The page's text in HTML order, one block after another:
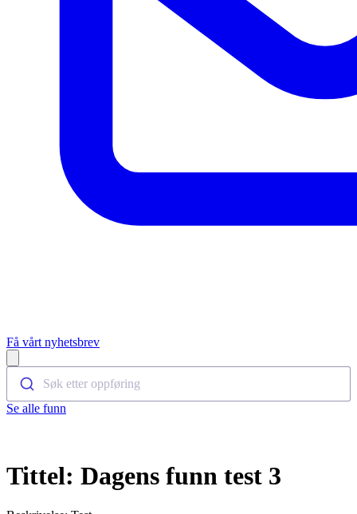
Få vårt nyhetsbrev
Søk etter oppføring
Se alle funn
Tittel: Dagens funn test 3